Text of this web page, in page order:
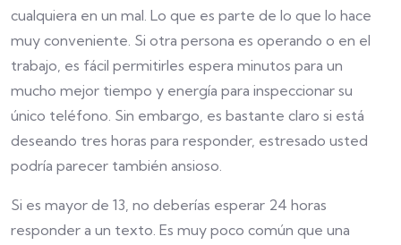
cualquiera en un mal. Lo que es parte de lo que lo hace
muy conveniente. Si otra persona es operando o en el
trabajo, es fácil permitirles espera minutos para un
mucho mejor tiempo y energía para inspeccionar su
único teléfono. Sin embargo, es bastante claro si está
deseando tres horas para responder, estresado usted
podría parecer también ansioso.
Si es mayor de 13, no deberías esperar 24 horas
responder a un texto. Es muy poco común que una